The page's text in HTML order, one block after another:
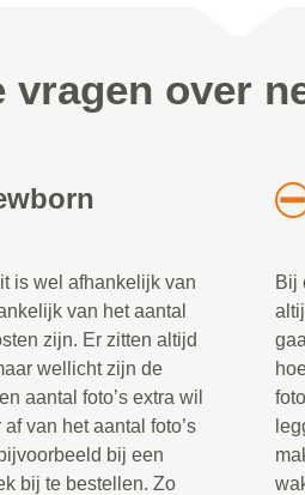
vragen over
is wel afhankelijk van
van het aantal
zijn. Er zitten altijd
wellicht zijn de
aantal foto’s extra wil
van het aantal foto’s
bij een
bij te bestellen. Zo
Bij